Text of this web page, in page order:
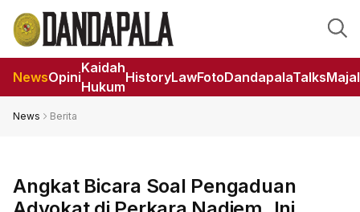
NewsOpini
Kaidah
Hukum
HistoryLawFotoDandapalaTalks
News Berita
Angkat Bicara Soal Pengaduan